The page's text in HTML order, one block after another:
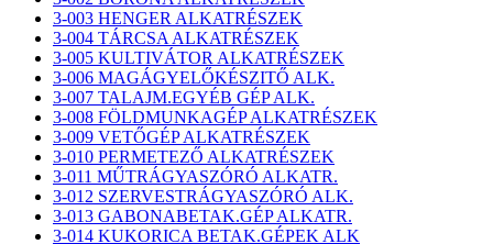
3-003 HENGER ALKATRÉSZEK
3-004 TÁRCSA ALKATRÉSZEK
3-005 KULTIVÁTOR ALKATRÉSZEK
3-006 MAGÁGYELŐKÉSZITŐ ALK.
3-007 TALAJM.EGYÉB GÉP ALK.
3-008 FÖLDMUNKAGÉP ALKATRÉSZEK
3-009 VETŐGÉP ALKATRÉSZEK
3-010 PERMETEZŐ ALKATRÉSZEK
3-011 MŰTRÁGYASZÓRÓ ALKATR.
3-012 SZERVESTRÁGYASZÓRÓ ALK.
3-013 GABONABETAK.GÉP ALKATR.
3-014 KUKORICA BETAK.GÉPEK ALK